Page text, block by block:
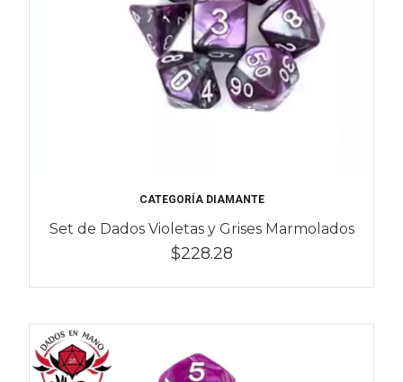
CATEGORÍA DIAMANTE
Set de Dados Violetas y Grises Marmolados
$228.28